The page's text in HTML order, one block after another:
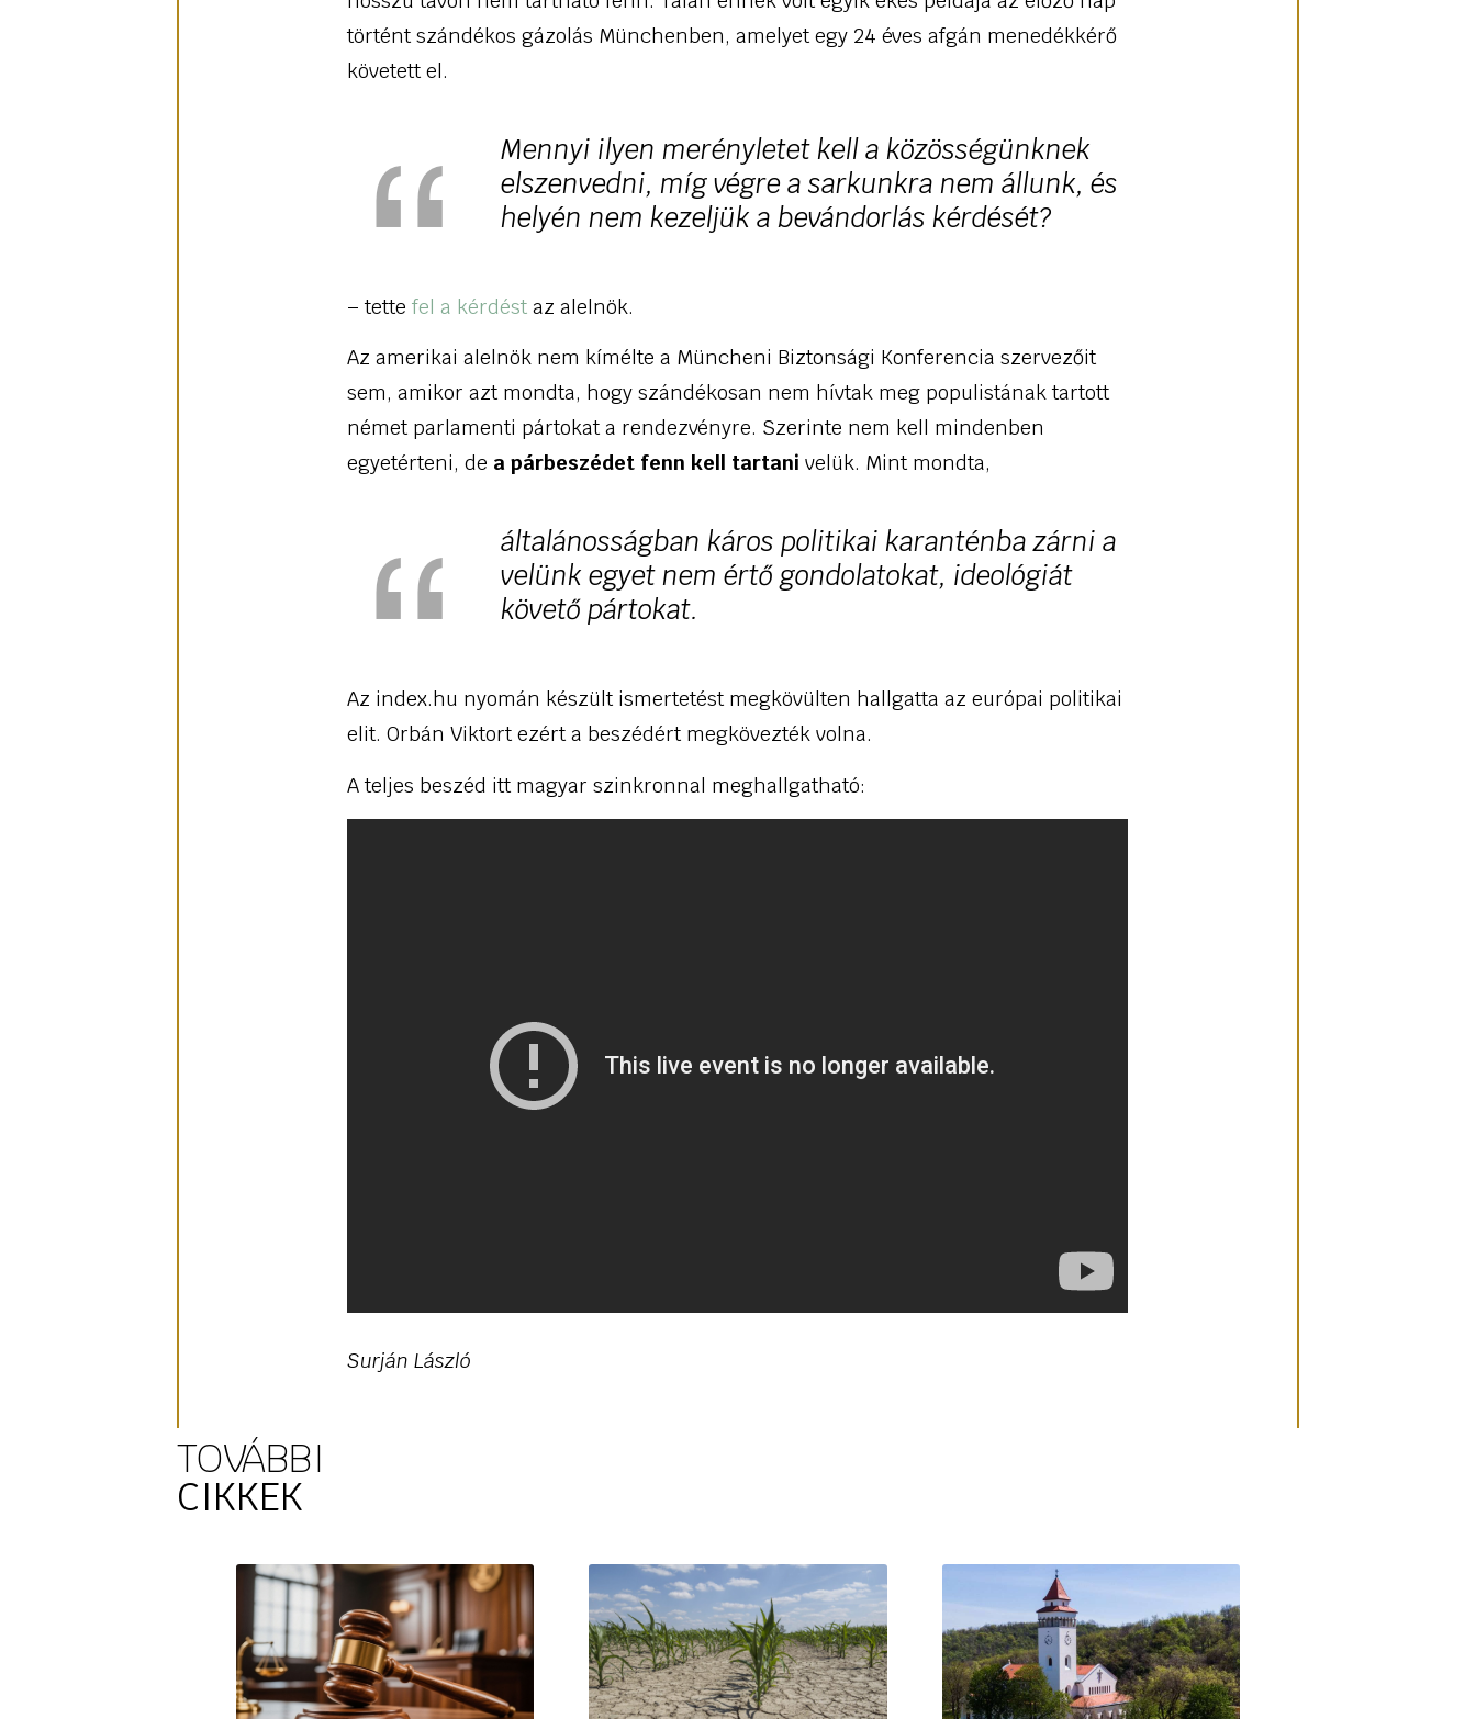
történt szándékos gázolás Münchenben, amelyet egy 24 éves afgán menedékkérő
követett el.
Mennyi ilyen merényletet kell a közösségünknek
elszenvedni, míg végre a sarkunkra nem állunk, és
helyén nem kezeljük a bevándorlás kérdését?
– tettefel a kérdést az alelnök.
Az amerikai alelnök nem kímélte a Müncheni Biztonsági Konferencia szervezőit
sem, amikor azt mondta, hogy szándékosan nem hívtak meg populistának tartott
német parlamenti pártokat a rendezvényre. Szerinte nem kell mindenben
egyetérteni, de a párbeszédet fenn kell tartani velük. Mint mondta,
általánosságban káros politikai karanténba zárni a
velünk egyet nem értő gondolatokat, ideológiát
követő pártokat.
Az index.hu nyomán készült ismertetést megkövülten hallgatta az európai politikai
elit. Orbán Viktort ezért a beszédért megkövezték volna.
A teljes beszéd itt magyar szinkronnal meghallgatható:
Surján László
TOVÁBBI
CIKKEK